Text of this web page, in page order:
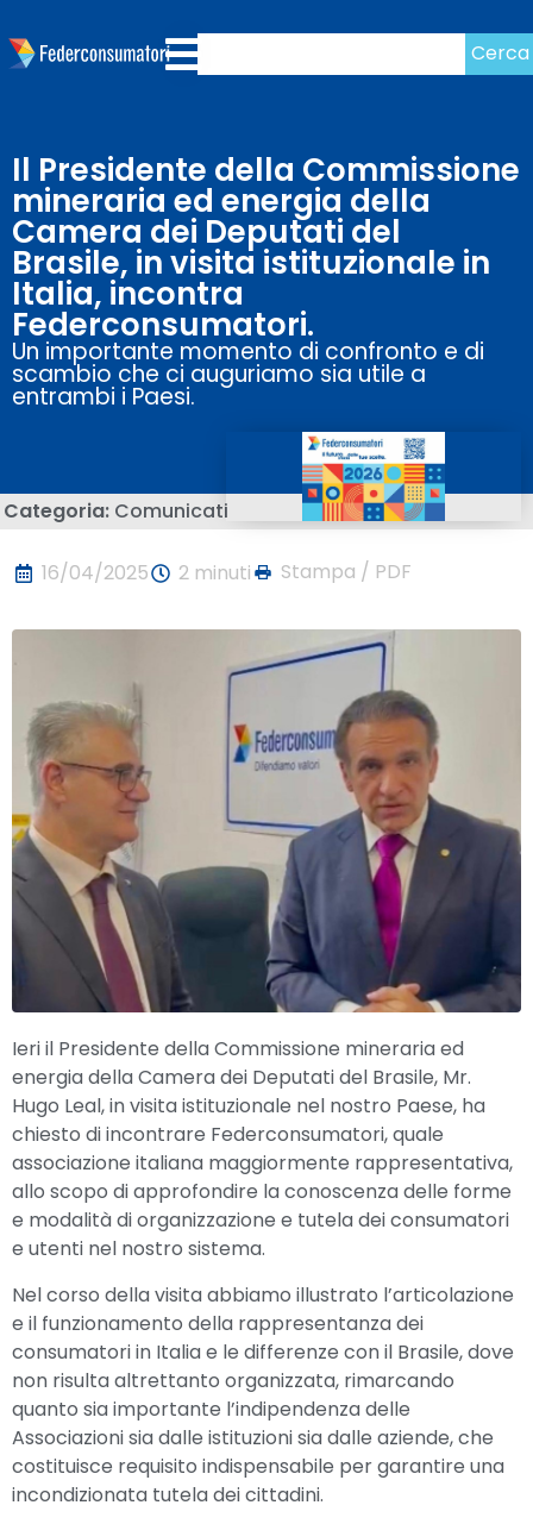
Cerca
Il Presidente della Commissione
mineraria ed energia della
Camera dei Deputati del
Brasile, in visita istituzionale in
Italia, incontra
Federconsumatori.
Un importante momento di confronto e di
scambio che ci auguriamo sia utile a
entrambi i Paesi.
Categoria: Comunicati
16/04/2025 2 minuti Stampa / PDF
Ieri il Presidente della Commissione mineraria ed
energia della Camera dei Deputati del Brasile, Mr.
Hugo Leal, in visita istituzionale nel nostro Paese, ha
chiesto di incontrare Federconsumatori, quale
associazione italiana maggiormente rappresentativa,
allo scopo di approfondire la conoscenza delle forme
e modalità di organizzazione e tutela dei consumatori
e utenti nel nostro sistema.
Nel corso della visita abbiamo illustrato l’articolazione
e il funzionamento della rappresentanza dei
consumatori in Italia e le differenze con il Brasile, dove
non risulta altrettanto organizzata, rimarcando
quanto sia importante l’indipendenza delle
Associazioni sia dalle istituzioni sia dalle aziende, che
costituisce requisito indispensabile per garantire una
incondizionata tutela dei cittadini.